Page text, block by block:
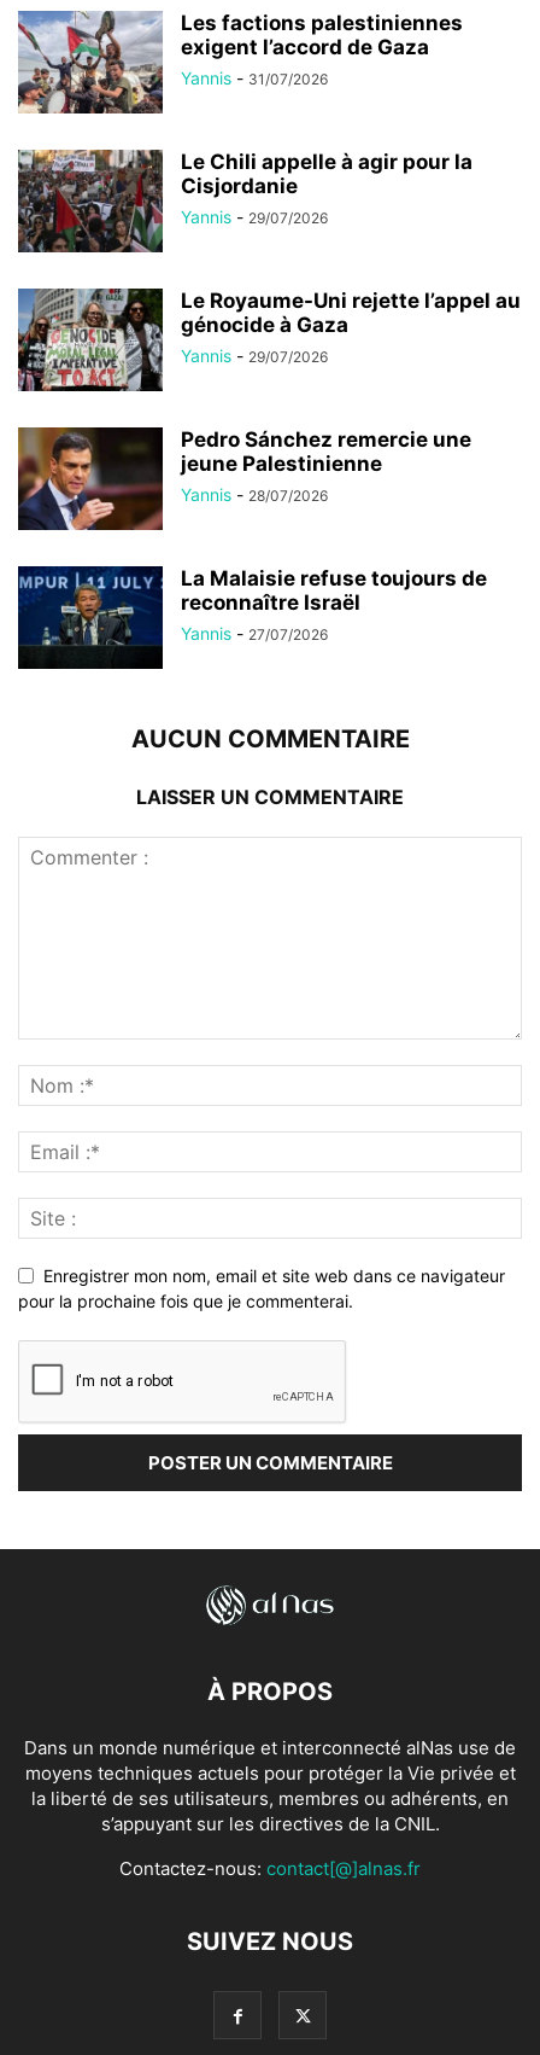
Les factions palestiniennes
exigent l’accord de Gaza
Yannis - 31/07/2026
Le Chili appelle à agir pour la
Cisjordanie
Yannis - 29/07/2026
Le Royaume-Uni rejette l’appel au
génocide à Gaza
Yannis - 29/07/2026
Pedro Sánchez remercie une
jeune Palestinienne
Yannis - 28/07/2026
La Malaisie refuse toujours de
reconnaître Israël
Yannis - 27/07/2026
AUCUN COMMENTAIRE
LAISSER UN COMMENTAIRE
Enregistrer mon nom, email et site web dans ce navigateur
pour la prochaine fois que je commenterai.
À PROPOS
Dans un monde numérique et interconnecté alNas use de
moyens techniques actuels pour protéger la Vie privée et
la liberté de ses utilisateurs, membres ou adhérents, en
s’appuyant sur les directives de la CNIL.
Contactez-nous: contact[@]alnas.fr
SUIVEZ NOUS